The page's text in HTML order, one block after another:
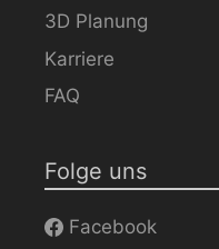
3D Planung
Karriere
FAQ
Folge uns
Facebook